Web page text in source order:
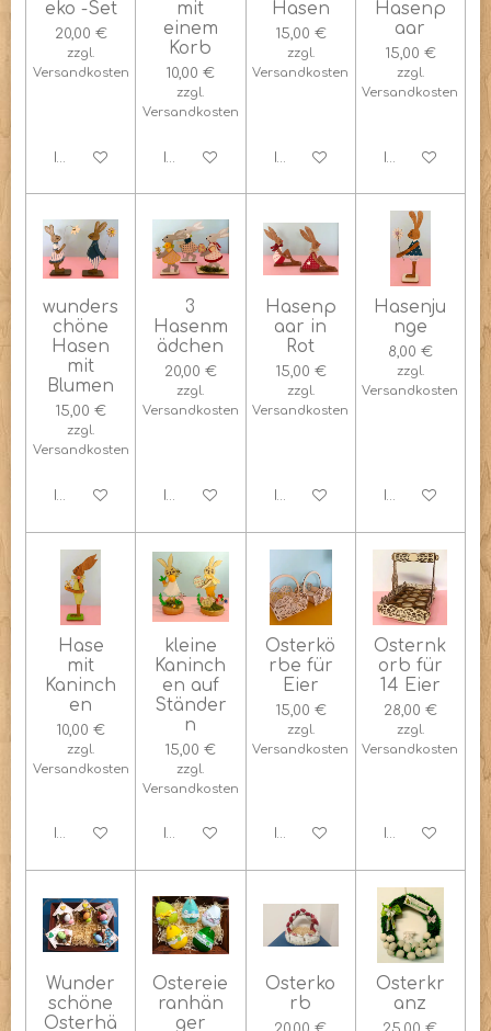
eko -Set
20,00 €
zzgl.
Versandkosten
In den Warenkorb
mit
einem
Korb
10,00 €
zzgl.
Versandkosten
In den Warenkorb
Hasen
15,00 €
zzgl.
Versandkosten
In den Warenkorb
Hasenp
aar
15,00 €
zzgl.
Versandkosten
In den
wunders
chöne
Hasen
mit
Blumen
15,00 €
zzgl.
Versandkosten
In den Warenkorb
3
Hasenm
ädchen
20,00 €
zzgl.
Versandkosten
In den Warenkorb
Hasenp
aar in
Rot
15,00 €
zzgl.
Versandkosten
In den Warenkorb
Hasenju
nge
8,00 €
zzgl.
Versandkosten
In den
Hase
mit
Kaninch
en
10,00 €
zzgl.
Versandkosten
In den Warenkorb
kleine
Kaninch
en auf
Ständer
n
15,00 €
zzgl.
Versandkosten
In den Warenkorb
Osterkö
rbe für
Eier
15,00 €
zzgl.
Versandkosten
In den Warenkorb
Osternk
orb für
14 Eier
28,00 €
zzgl.
Versandkosten
In den
Wunder
schöne
Osterhä
Ostereie
ranhän
ger
Osterko
rb
Osterkr
anz